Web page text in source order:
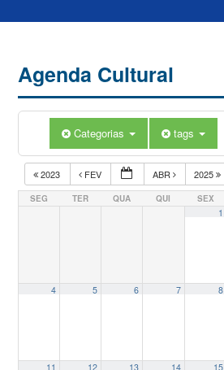
Agenda Cultural
Categorias tags
2023 FEV ABR 2025
SEG TER QUA QUI SEX
1
4 5 6 7 8
11 12 13 14 15